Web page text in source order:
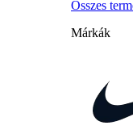
Összes
Márkák